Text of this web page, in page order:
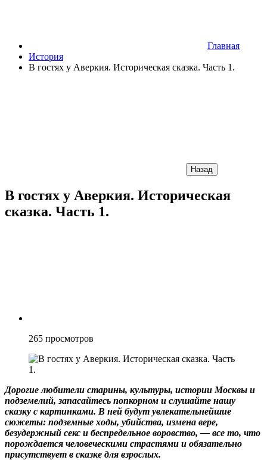
Главная
История
В гостях у Аверкия. Историческая сказка. Часть 1.
Назад
В гостях у Аверкия. Историческая
сказка. Часть 1.
265 просмотров
Дорогие любители старины, культуры, истории Москвы и
подземелий, запасайтесь попкорном и слушайте нашу
сказку с картинками. В ней будут увлекательнейшие
сюжеты: подземные ходы, убийства, измена вере,
безудержный секс и беспредельное воровство, — все то, что
порождается человеческими страстями и обязательно
присутствует в сказке для взрослых.